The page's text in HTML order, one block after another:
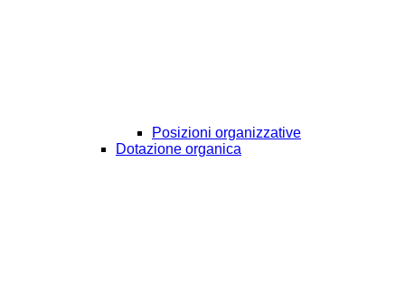
Posizioni organizzative
Dotazione organica